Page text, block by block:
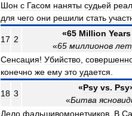
Шон с Гасом наняты судьей
для чего они решили стать
17 2
«65 Million Years
«65 миллионов лет
Сенсация! Убийство
конечно же ему это удается
18 3
«Psy vs. Psy
«Битва
Дело фальшивомонетчиков В